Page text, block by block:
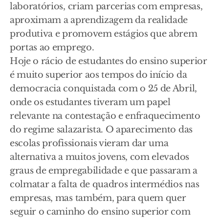
laboratórios, criam parcerias com empresas,
aproximam a aprendizagem da realidade
produtiva e promovem estágios que abrem
portas ao emprego.
Hoje o rácio de estudantes do ensino superior
é muito superior aos tempos do início da
democracia conquistada com o 25 de Abril,
onde os estudantes tiveram um papel
relevante na contestação e enfraquecimento
do regime salazarista. O aparecimento das
escolas profissionais vieram dar uma
alternativa a muitos jovens, com elevados
graus de empregabilidade e que passaram a
colmatar a falta de quadros intermédios nas
empresas, mas também, para quem quer
seguir o caminho do ensino superior com